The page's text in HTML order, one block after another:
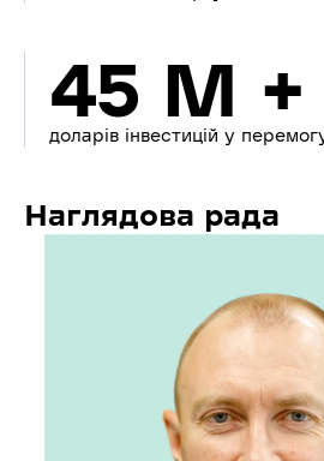
45 M +
доларів інвестицій у
Наглядова рада